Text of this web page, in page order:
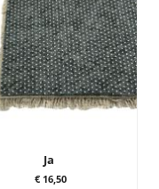
Ja
€ 16,50